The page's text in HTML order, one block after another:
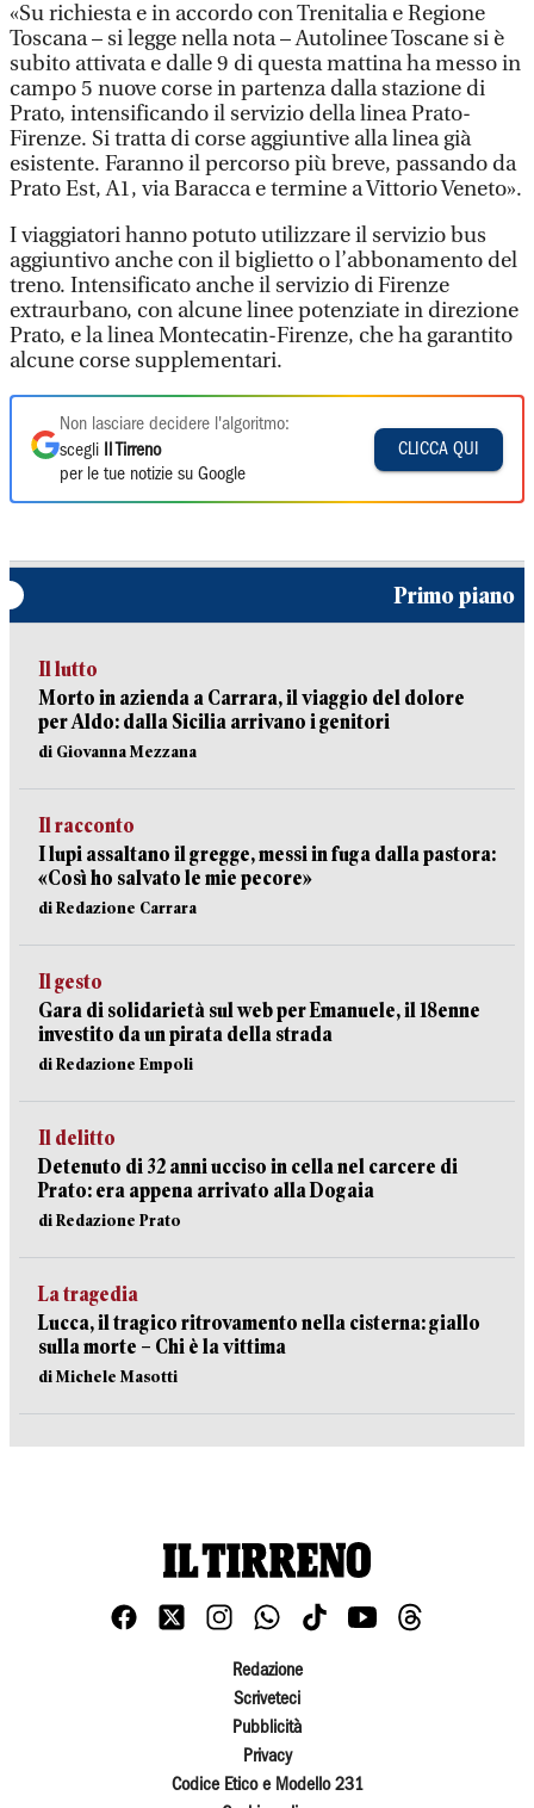
«Su richiesta e in accordo con Trenitalia e Regione
Toscana – si legge nella nota – Autolinee Toscane si è
subito attivata e dalle 9 di questa mattina ha messo in
campo 5 nuove corse in partenza dalla stazione di
Prato, intensificando il servizio della linea Prato-
Firenze. Si tratta di corse aggiuntive alla linea già
esistente. Faranno il percorso più breve, passando da
Prato Est, A1, via Baracca e termine a Vittorio Veneto».
I viaggiatori hanno potuto utilizzare il servizio bus
aggiuntivo anche con il biglietto o l’abbonamento del
treno. Intensificato anche il servizio di Firenze
extraurbano, con alcune linee potenziate in direzione
Prato, e la linea Montecatin-Firenze, che ha garantito
alcune corse supplementari.
Non lasciare decidere l'algoritmo:
scegli
Il Tirreno
per le tue notizie su Google
CLICCA QUI
Primo piano
Il lutto
Morto in azienda a Carrara, il viaggio del dolore
per Aldo: dalla Sicilia arrivano i genitori
di Giovanna Mezzana
Il racconto
I lupi assaltano il gregge, messi in fuga dalla pastora:
«Così ho salvato le mie pecore»
di Redazione Carrara
Il gesto
Gara di solidarietà sul web per Emanuele, il 18enne
investito da un pirata della strada
di Redazione Empoli
Il delitto
Detenuto di 32 anni ucciso in cella nel carcere di
Prato: era appena arrivato alla Dogaia
di Redazione Prato
La tragedia
Lucca, il tragico ritrovamento nella cisterna: giallo
sulla morte – Chi è la vittima
di Michele Masotti
Redazione
Scriveteci
Pubblicità
Privacy
Codice Etico e Modello 231